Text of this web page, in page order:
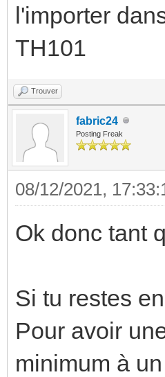
l'importer
TH101
Trouver
fabric24
Posting Freak
08/12/2021,
Ok donc tant
Si tu restes
Pour avoir
minimum à